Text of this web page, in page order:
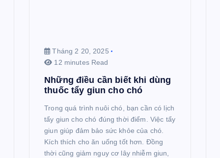
Tháng 2 20, 2025
12 minutes Read
Những điều cần biết khi dùng
thuốc tẩy giun cho chó
Trong quá trình nuôi chó, bạn cần có lịch
tẩy giun cho chó đúng thời điểm. Việc tẩy
giun giúp đảm bảo sức khỏe của chó.
Kích thích cho ăn uống tốt hơn. Đồng
thời cũng giảm nguy cơ lây nhiễm giun,